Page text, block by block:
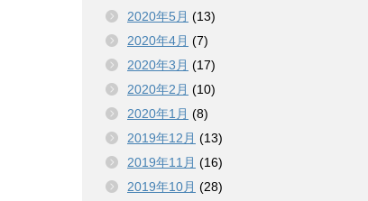
2020年5月 (13)
2020年4月 (7)
2020年3月 (17)
2020年2月 (10)
2020年1月 (8)
2019年12月 (13)
2019年11月 (16)
2019年10月 (28)